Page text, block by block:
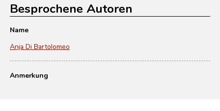
Besprochene Autoren
Name
Anja Di Bartolomeo
Anmerkung